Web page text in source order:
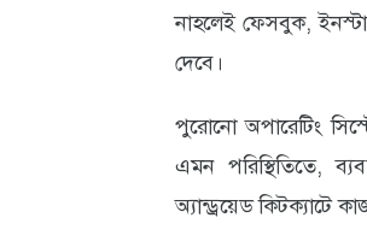
নাহলেই ফেসবুক,
দেবে।
পুরোনো অপারেটিং
এমন পরিস্থিতিতে,
অ্যান্ড্রয়েড কিটক্যাটে